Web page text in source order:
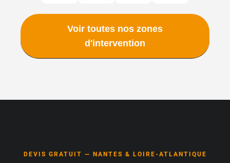
Voir toutes nos zones
d'intervention
DEVIS GRATUIT — NANTES & LOIRE-ATLANTIQUE